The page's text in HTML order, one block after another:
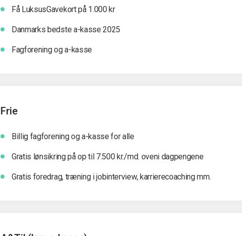
Få LuksusGavekort på 1.000 kr
Danmarks bedste a-kasse 2025
Fagforening og a-kasse
Frie
Billig fagforening og a-kasse for alle
Gratis lønsikring på op til 7.500 kr./md. oveni dagpengene
Gratis foredrag, træning i jobinterview, karrierecoaching mm.